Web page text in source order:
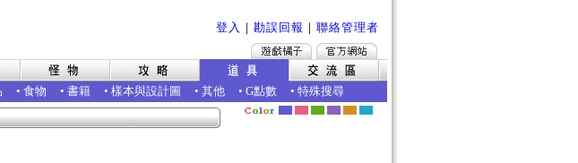
登入 ｜ 勘誤回報 ｜ 聯絡管理者
• 食物 • 書籍 • 樣本與設計圖 • 其他 • G點數 • 特殊搜尋